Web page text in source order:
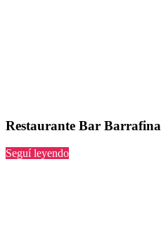
Restaurante Bar Barrafina
Seguí leyendo“Bar